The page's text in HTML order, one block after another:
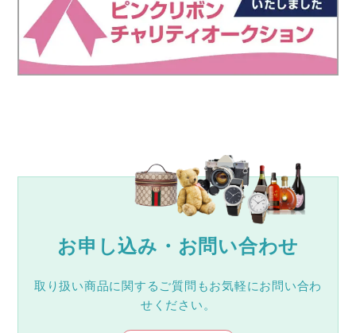
お申し込み・お問い合わせ
取り扱い商品に関するご質問もお気軽にお問い合わ
せください。